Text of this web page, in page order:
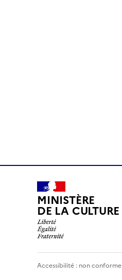
MINISTÈRE
DE LA CULTURE
Accessibilité : non conforme